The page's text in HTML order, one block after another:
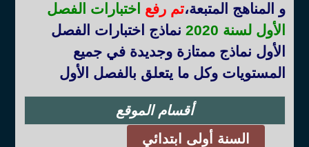
و المناهج المتبعة،تم رفع اختبارات الفصل
الأول لسنة 2020
نماذج اختبارات الفصل
الأول نماذج ممتازة وجديدة في جميع
المستويات وكل ما يتعلق بالفصل الأول
أقسام الموقع
السنة أولى ابتدائي